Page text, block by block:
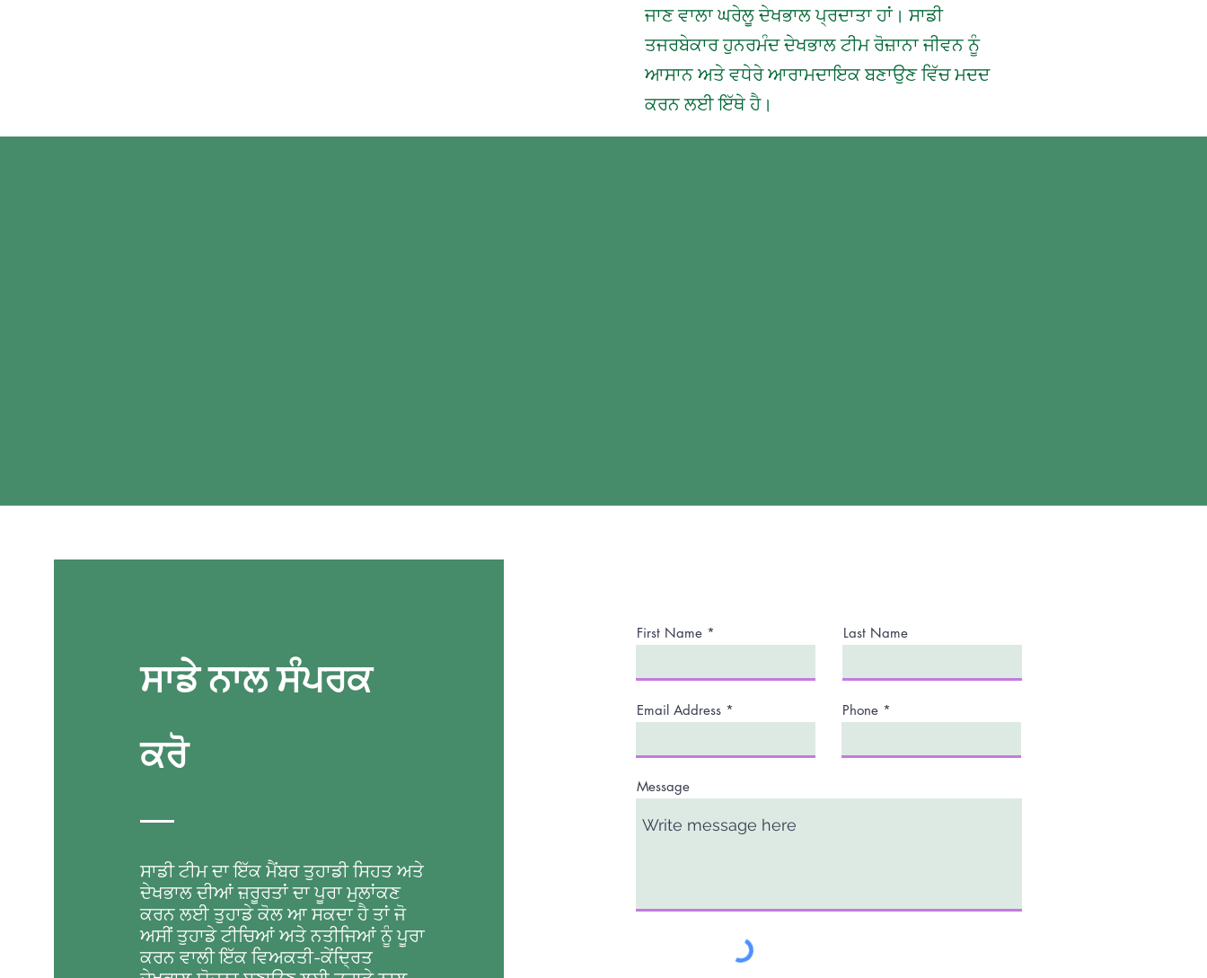
ਜਾਣ ਵਾਲਾ ਘਰੇਲੂ ਦੇਖਭਾਲ ਪ੍ਰਦਾਤਾ ਹਾਂ। ਸਾਡੀ
ਤਜਰਬੇਕਾਰ ਹੁਨਰਮੰਦ ਦੇਖਭਾਲ ਟੀਮ ਰੋਜ਼ਾਨਾ ਜੀਵਨ ਨੂੰ
ਆਸਾਨ ਅਤੇ ਵਧੇਰੇ ਆਰਾਮਦਾਇਕ ਬਣਾਉਣ ਵਿੱਚ ਮਦਦ
ਕਰਨ ਲਈ ਇੱਥੇ ਹੈ।
ਸਾਡੇ ਨਾਲ ਸੰਪਰਕ
ਕਰੋ
ਸਾਡੀ ਟੀਮ ਦਾ ਇੱਕ ਮੈਂਬਰ ਤੁਹਾਡੀ ਸਿਹਤ ਅਤੇ
ਦੇਖਭਾਲ ਦੀਆਂ ਜ਼ਰੂਰਤਾਂ ਦਾ ਪੂਰਾ ਮੁਲਾਂਕਣ
ਕਰਨ ਲਈ ਤੁਹਾਡੇ ਕੋਲ ਆ ਸਕਦਾ ਹੈ ਤਾਂ ਜੋ
ਅਸੀਂ ਤੁਹਾਡੇ ਟੀਚਿਆਂ ਅਤੇ ਨਤੀਜਿਆਂ ਨੂੰ ਪੂਰਾ
ਕਰਨ ਵਾਲੀ ਇੱਕ ਵਿਅਕਤੀ-ਕੇਂਦ੍ਰਿਤ
First Name Last Name
Email Address Phone
Message